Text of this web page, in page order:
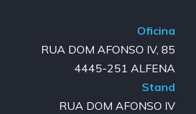
Oficina
RUA DOM AFONSO IV, 85
4445-251 ALFENA
Stand
RUA DOM AFONSO IV